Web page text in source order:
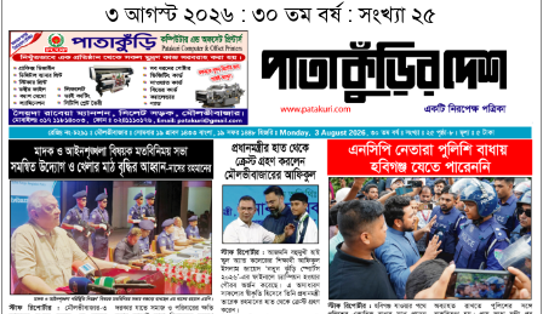
৩ আগস্ট ২০২৬ : ৩০ তম বর্ষ : সংখ্যা ২৫